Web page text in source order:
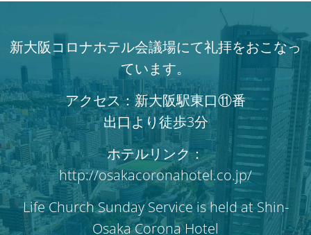
新大阪コロナホテル会議場にて礼拝をおこなっ
ています。
アクセス：新大阪駅東口⑪番
出口より徒歩3分
ホテルリンク：
http://osakacoronahotel.co.jp/
Life Church Sunday Service is held at Shin-
Osaka Corona Hotel